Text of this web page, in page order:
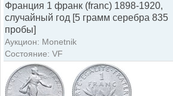
Франция 1 франк (franc) 1898-1920,
случайный год [5 грамм серебра 835
пробы]
Аукцион: Monetnik
Состояние: VF